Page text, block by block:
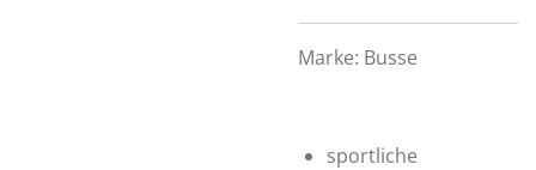
Marke: Busse
sportliche